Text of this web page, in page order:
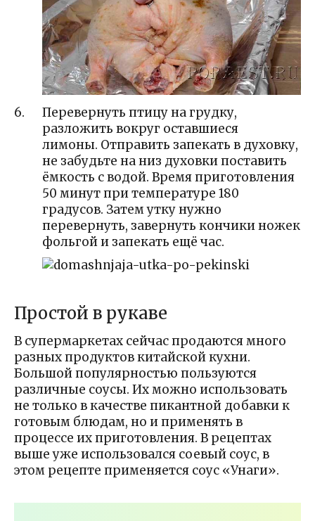
Перевернуть птицу на грудку,
разложить вокруг оставшиеся
лимоны. Отправить запекать в духовку,
не забудьте на низ духовки поставить
ёмкость с водой. Время приготовления
50 минут при температуре 180
градусов. Затем утку нужно
перевернуть, завернуть кончики ножек
фольгой и запекать ещё час.
Простой в рукаве
В супермаркетах сейчас продаются много
разных продуктов китайской кухни.
Большой популярностью пользуются
различные соусы. Их можно использовать
не только в качестве пикантной добавки к
готовым блюдам, но и применять в
процессе их приготовления. В рецептах
выше уже использовался соевый соус, в
этом рецепте применяется соус «Унаги».